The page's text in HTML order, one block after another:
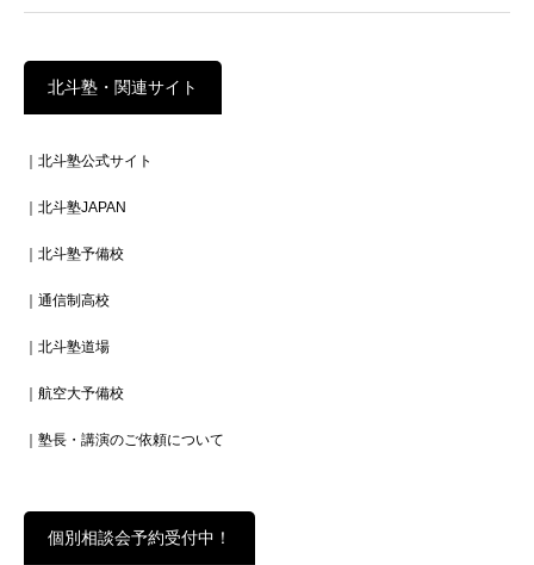
北斗塾・関連サイト
｜北斗塾公式サイト
｜北斗塾JAPAN
｜北斗塾予備校
｜通信制高校
｜北斗塾道場
｜航空大予備校
｜塾長・講演のご依頼について
個別相談会予約受付中！